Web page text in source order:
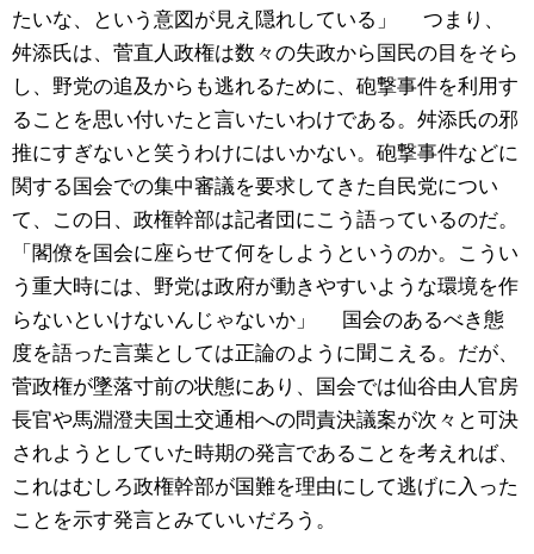
たいな、という意図が見え隠れしている」 つまり、
舛添氏は、菅直人政権は数々の失政から国民の目をそら
し、野党の追及からも逃れるために、砲撃事件を利用す
ることを思い付いたと言いたいわけである。舛添氏の邪
推にすぎないと笑うわけにはいかない。砲撃事件などに
関する国会での集中審議を要求してきた自民党につい
て、この日、政権幹部は記者団にこう語っているのだ。
「閣僚を国会に座らせて何をしようというのか。こうい
う重大時には、野党は政府が動きやすいような環境を作
らないといけないんじゃないか」 国会のあるべき態
度を語った言葉としては正論のように聞こえる。だが、
菅政権が墜落寸前の状態にあり、国会では仙谷由人官房
長官や馬淵澄夫国土交通相への問責決議案が次々と可決
されようとしていた時期の発言であることを考えれば、
これはむしろ政権幹部が国難を理由にして逃げに入った
ことを示す発言とみていいだろう。